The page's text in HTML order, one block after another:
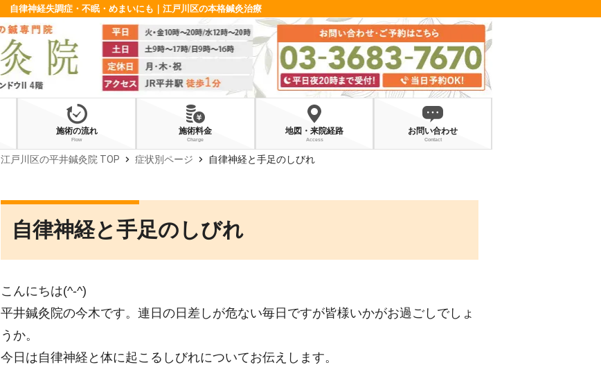
自律神経失調症・不眠・めまいにも｜江戸川区の本格鍼灸治療
施術の流れ
Flow
施術料金
Charge
地図・来院経路
Access
お問い合わせ
Contact
江戸川区の平井鍼灸院 TOP chevron_right 症状別ページ chevron_right 自律神経と手足のしびれ
自律神経と手足のしびれ
こんにちは(^-^)
平井鍼灸院の今木です。連日の日差しが危ない毎日ですが皆様いかがお過ごしでしょ
うか。
今日は自律神経と体に起こるしびれについてお伝えします。